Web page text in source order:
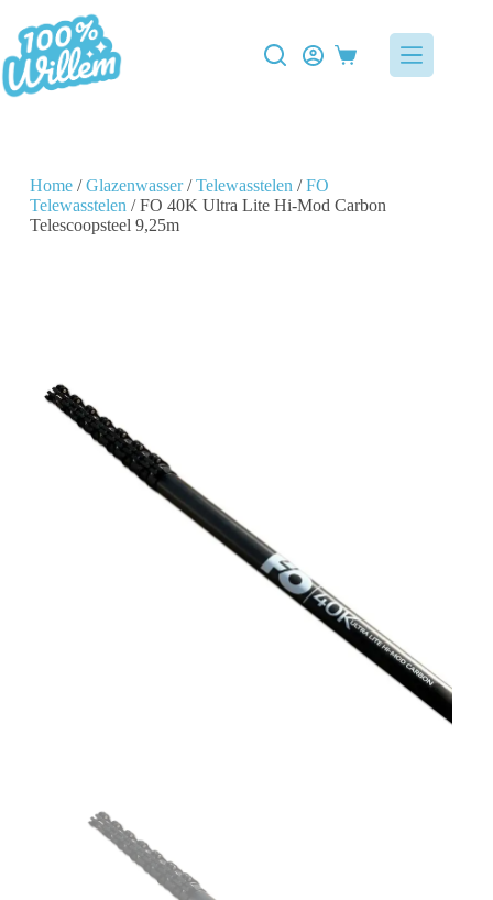
Home/Glazenwasser/Telewasstelen /FO
Telewasstelen / FO 40K Ultra Lite Hi-Mod Carbon
Telescoopsteel 9,25m